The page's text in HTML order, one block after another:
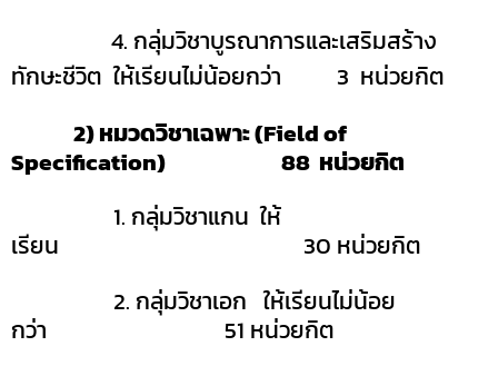
4. กลุ่มวิชาบูรณาการและเสริมสร้าง
ทักษะชีวิต ให้เรียนไม่น้อยกว่า 3 หน่วยกิต
2) หมวดวิชาเฉพาะ (Field of
Specification) 88 หน่วยกิต
1. กลุ่มวิชาแกน ให้
เรียน 30 หน่วยกิต
2. กลุ่มวิชาเอก ให้เรียนไม่น้อย
กว่า 51 หน่วยกิต